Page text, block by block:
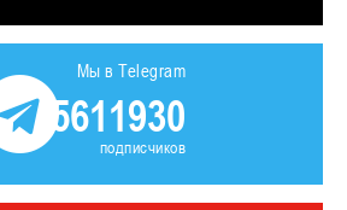
Мы в Telegram
5611930
подписчиков